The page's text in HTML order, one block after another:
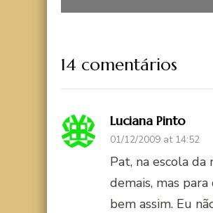
14 comentários
Luciana Pinto
01/12/2009 at 14:52
Pat, na escola da
demais, mas
bem assim. Eu